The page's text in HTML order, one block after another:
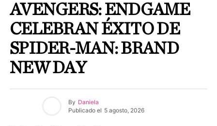
AVENGERS: ENDGAME
CELEBRAN ÉXITO DE
SPIDER-MAN: BRAND
NEW DAY
By Daniela
Publicado el 5 agosto, 2026